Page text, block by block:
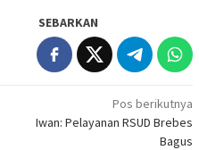
SEBARKAN
Pos berikutnya
Iwan: Pelayanan RSUD Brebes
Bagus